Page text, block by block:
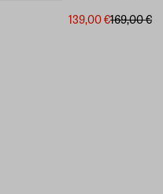
139,00 €169,00 €